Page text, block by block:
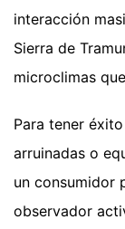
interacción
Sierra de
microclimas
Para tener
arruinadas o
un consumidor
observador